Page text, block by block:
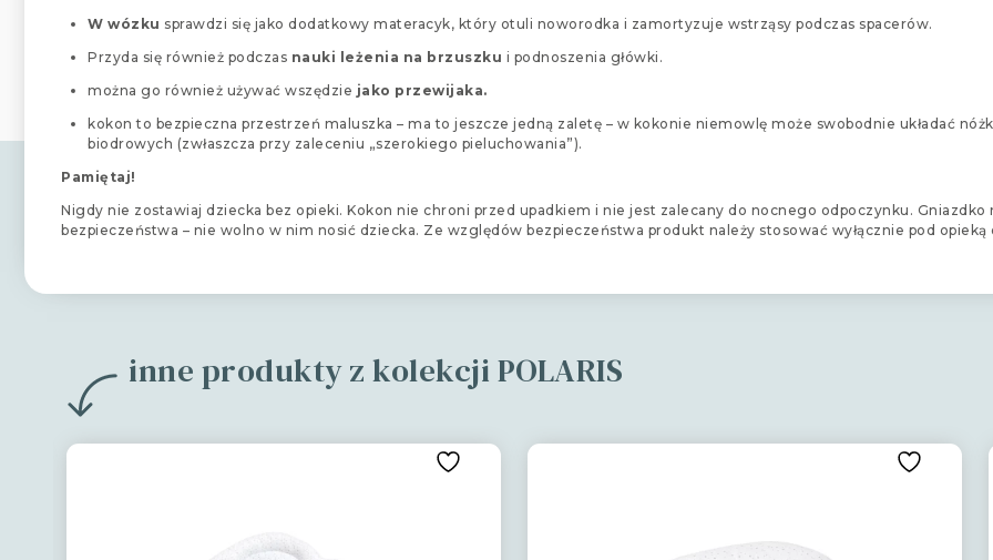
W wózku sprawdzi się jako dodatkowy materacyk, który otuli noworodka i zamortyzuje wstrząsy podczas spacerów.
Przyda się również podczas nauki leżenia na brzuszku i podnoszenia główki.
można go również używać wszędzie jako przewijaka.
kokon to bezpieczna przestrzeń maluszka – ma to jeszcze jedną zaletę – w kokonie niemowlę może swobodnie układać
biodrowych (zwłaszcza przy zaleceniu „szerokiego pieluchowania”).
Pamiętaj!
Nigdy nie zostawiaj dziecka bez opieki. Kokon nie chroni przed upadkiem i nie jest zalecany do nocnego odpoczynku.
bezpieczeństwa – nie wolno w nim nosić dziecka. Ze względów bezpieczeństwa produkt należy stosować wyłącznie pod opieką
inne produkty z kolekcji POLARIS